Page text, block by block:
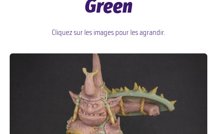
Green
Cliquez sur les images pour les agrandir.